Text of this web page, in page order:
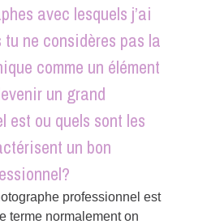
avec lesquels j’ai
ne considères pas la
comme un élément
un grand
est ou quels sont les
un bon
professionnel est
terme normalement on